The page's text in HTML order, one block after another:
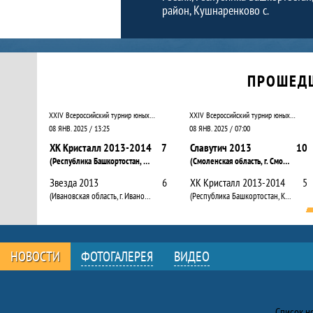
район, Кушнаренково с.
Календарь прошедших и будущих матчей
XXIV Всероссийский турнир юных хоккеистов «Золотая шайба» памяти трёхкратного Олимпийского чемпиона, десятикратного чемпиона мира А.П. Рагулина
08 ЯНВ. 2025 / 13:25
ХК Кристалл 2013-2014
(Республика Башкортостан, Кушнаренково с.)
7
Звезда 2013
(Ивановская область, г. Иваново)
6
XXIV Всероссийский турнир юных хоккеистов «Золотая шайба» памяти трёхкратного Олимпийского чемпиона, десятикратного чемпиона мира А.П. Рагулина
08 ЯНВ. 2025 / 07:00
Славутич 2013
(Смоленская область, г. Смоленск)
10
ХК Кристалл 2013-2014
(Республика Башкортостан, Кушнаренково с.)
5
НОВОСТИ ФОТОГАЛЕРЕЯ ВИДЕО